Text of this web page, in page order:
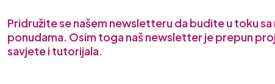
Pridružite se našem newsletteru da budite u toku sa
ponudama. Osim toga naš newsletter je prepun
savjete i tutorijala.